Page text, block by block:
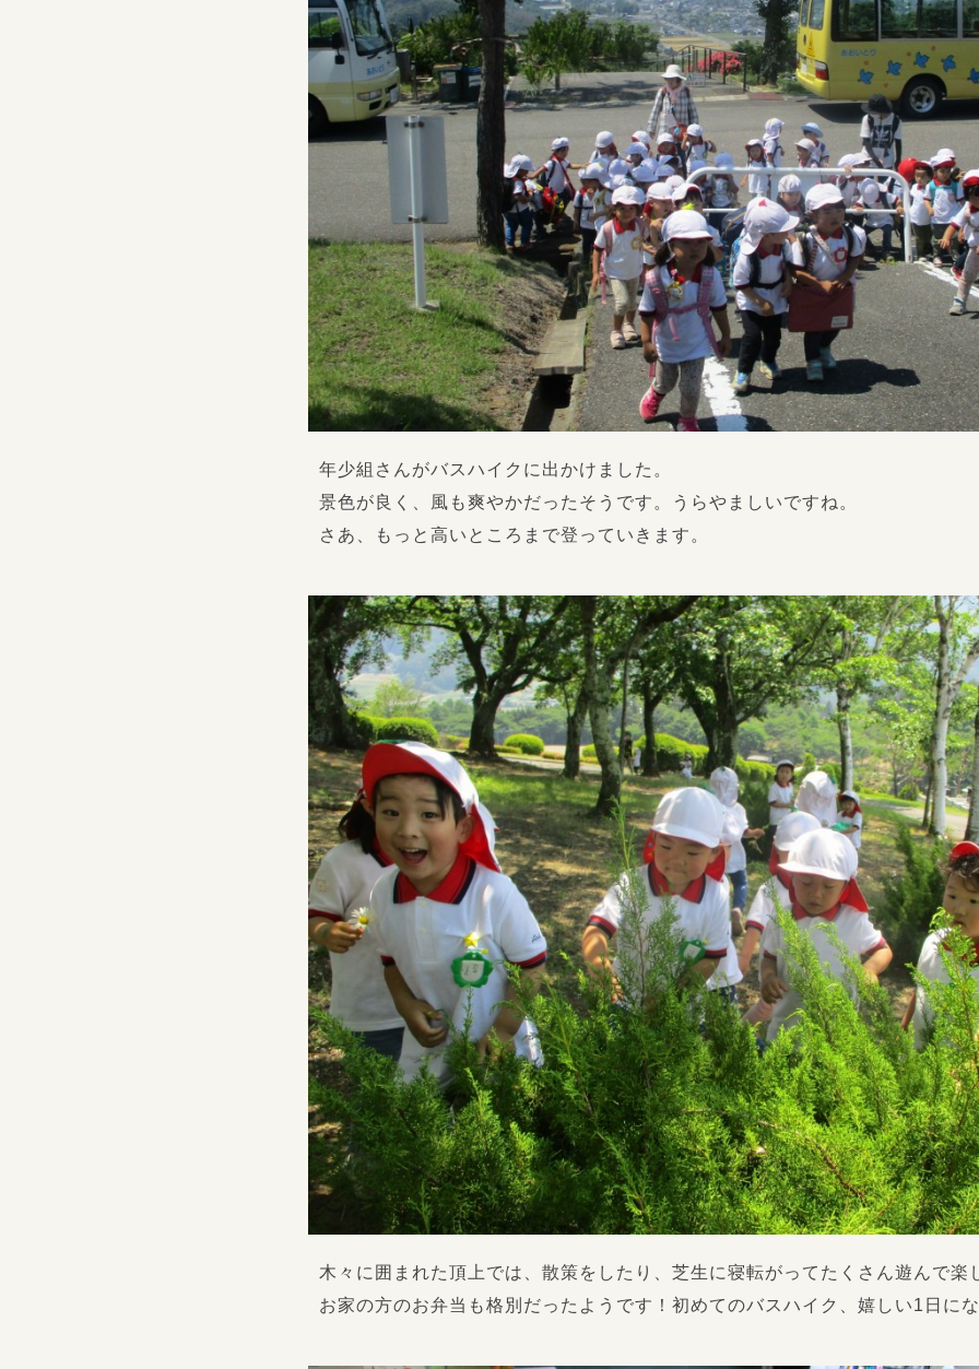
年少組さんがバスハイクに出かけました。
景色が良く、風も爽やかだったそうです。うらやましいですね。
さあ、もっと高いところまで登っていきます。
木々に囲まれた頂上では、散策をしたり、芝生に寝転がってたくさん遊んで楽
お家の方のお弁当も格別だったようです！初めてのバスハイク、嬉しい1日に